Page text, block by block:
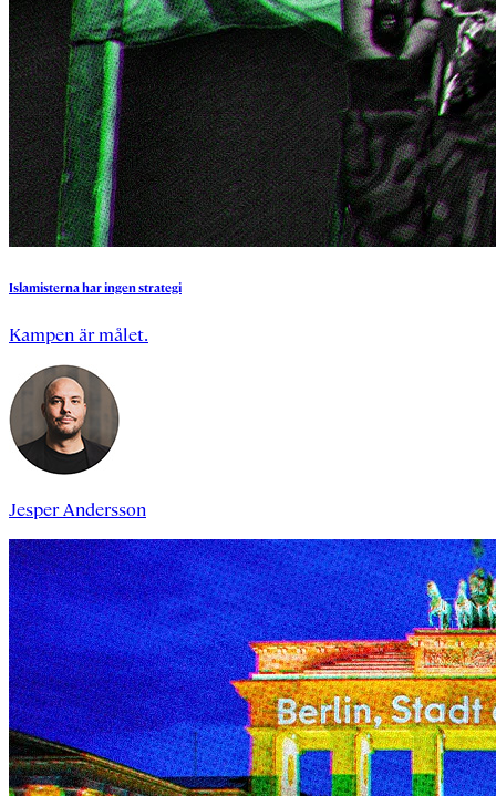
Islamisternaharingenstrategi
Kampen är målet.
Jesper Andersson